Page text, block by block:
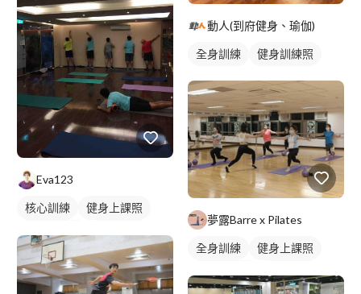
Eva123
核心訓練
健身上課照
健身課程
動人(到府健身、瑜伽)
全身訓練 健身訓練照
夢露Barre x Pilates
全身訓練
健身上課照